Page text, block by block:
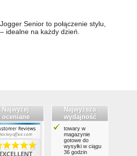
Senior to połączenie stylu,
idealne na każdy dzień.
Najwyżej
oceniane
Najwyższa
wydajność
towary w
magazynie
gotowe do
wysyłki w ciągu
36 godzin